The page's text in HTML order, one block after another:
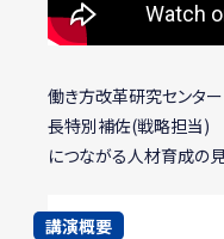
働き方改革研究センタ
長特別補佐(戦略担当)
につながる人材育成の見
講演概要